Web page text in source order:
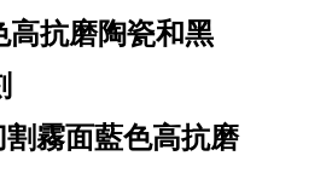
高抗磨陶瓷和黑
霧面藍色高抗磨